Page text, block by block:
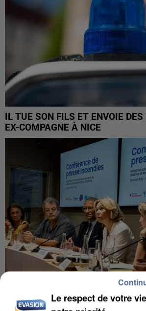
IL TUE SON FILS ET ENVOIE
EX-COMPAGNE À NICE
INCENDIES : L’ÎLE-DE-FRANCE
Le respect de votre